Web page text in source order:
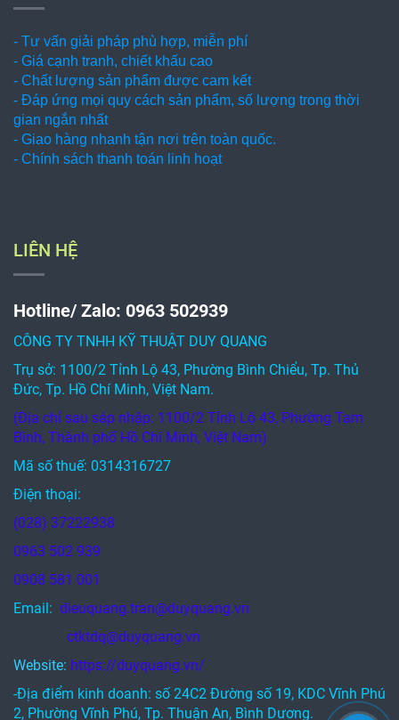
- Tư vấn giải pháp phù hợp, miễn phí
- Giá cạnh tranh, chiết khấu cao
- Chất lượng sản phẩm được cam kết
- Đáp ứng mọi quy cách sản phẩm, số lượng trong thời
gian ngắn nhất
- Giao hàng nhanh tận nơi trên toàn quốc.
- Chính sách thanh toán linh hoạt
LIÊN HỆ
Hotline/ Zalo: 0963 502939
CÔNG TY TNHH KỸ THUẬT DUY QUANG
Trụ sở: 1100/2 Tỉnh Lộ 43, Phường Bình Chiểu, Tp. Thủ
Đức, Tp. Hồ Chí Minh, Việt Nam.
(Địa chỉ sau sáp nhập: 1100/2 Tỉnh Lộ 43, Phường Tam
Bình, Thành phố Hồ Chí Minh, Việt Nam)
Mã số thuế: 0314316727
Điện thoại:
(028) 37222938
0963 502 939
0908 581 001
Email: dieuquang.tran@duyquang.vn
ctktdq@duyquang.vn
Website: https://duyquang.vn/
-Địa điểm kinh doanh: số 24C2 Đường số 19, KDC Vĩnh Phú
2, Phường Vĩnh Phú, Tp. Thuận An, Bình Dương.